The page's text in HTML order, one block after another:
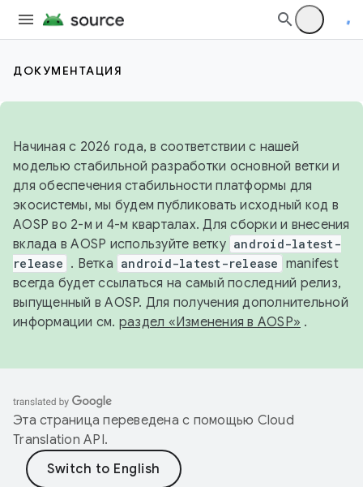
ДОКУМЕНТАЦИЯ
Начиная с 2026 года, в соответствии с нашей
моделью стабильной разработки основной ветки и
для обеспечения стабильности платформы для
экосистемы, мы будем публиковать исходный код в
AOSP во 2-м и 4-м кварталах. Для сборки и внесения
вклада в AOSP используйте ветку android-latest-
release . Ветка android-latest-release manifest
всегда будет ссылаться на самый последний релиз,
выпущенный в AOSP. Для получения дополнительной
информации см. раздел «Изменения в AOSP» .
Эта страница переведена с помощью Cloud
Translation API.